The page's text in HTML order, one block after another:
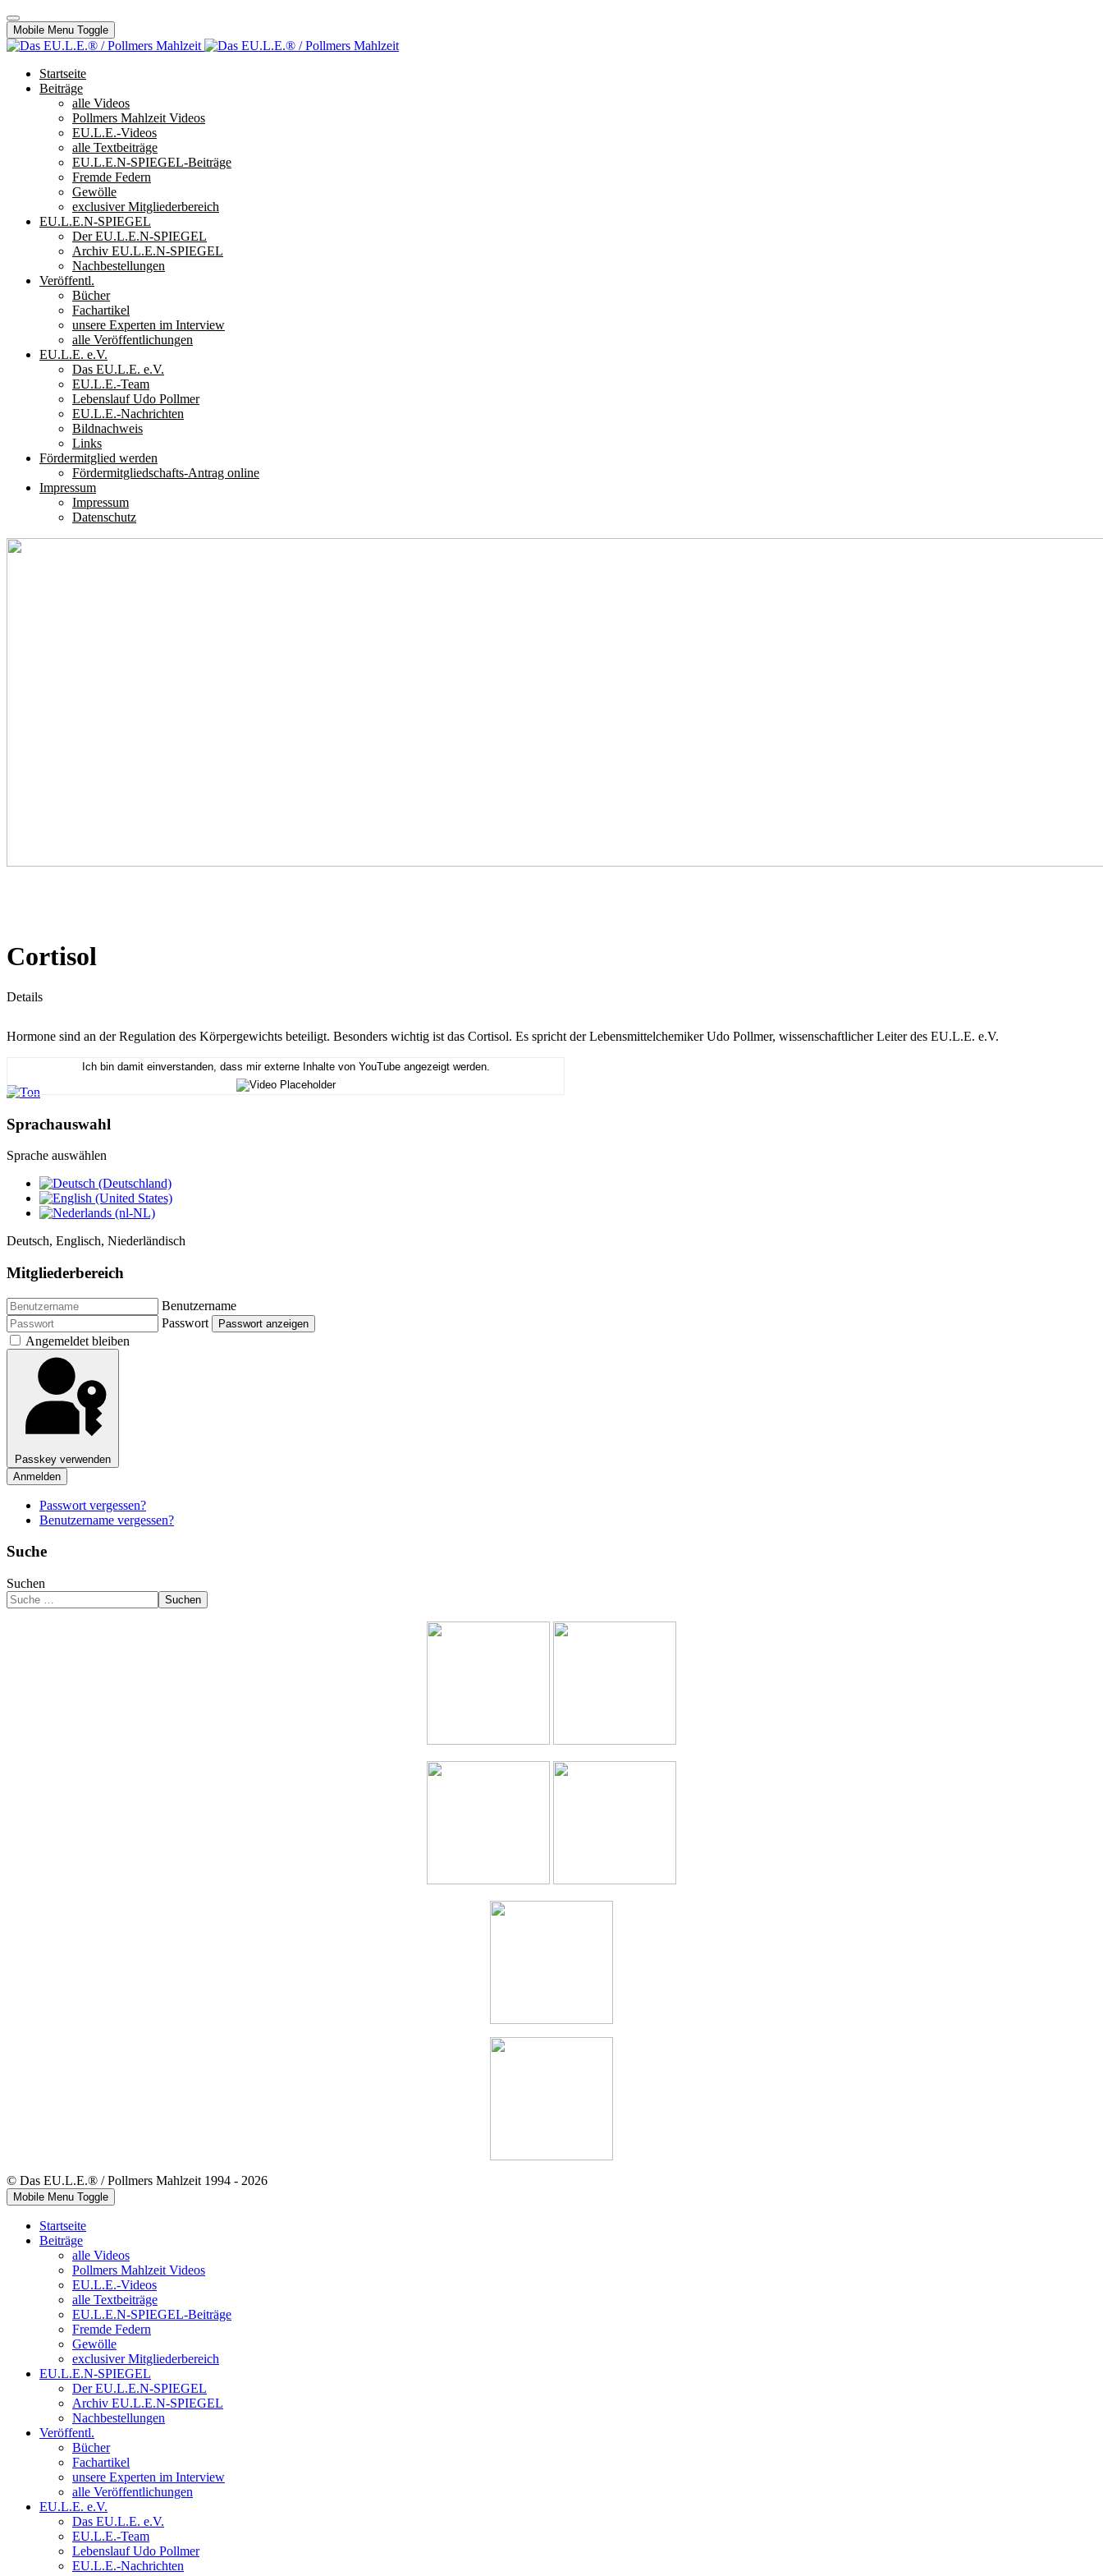
Mobile Menu Toggle
Startseite
Beiträge
alle Videos
Pollmers Mahlzeit Videos
EU.L.E.-Videos
alle Textbeiträge
EU.L.E.N-SPIEGEL-Beiträge
Fremde Federn
Gewölle
exclusiver Mitgliederbereich
EU.L.E.N-SPIEGEL
Der EU.L.E.N-SPIEGEL
Archiv EU.L.E.N-SPIEGEL
Nachbestellungen
Veröffentl.
Bücher
Fachartikel
unsere Experten im Interview
alle Veröffentlichungen
EU.L.E. e.V.
Das EU.L.E. e.V.
EU.L.E.-Team
Lebenslauf Udo Pollmer
EU.L.E.-Nachrichten
Bildnachweis
Links
Fördermitglied werden
Fördermitgliedschafts-Antrag online
Impressum
Impressum
Datenschutz
Cortisol
Details
Hormone sind an der Regulation des Körpergewichts beteiligt. Besonders wichtig ist das Cortisol. Es spricht der Lebensmittelchemiker Udo Pollmer, wissenschaftlicher Leiter des EU.L.E. e.V.
Ich bin damit einverstanden, dass mir externe Inhalte von YouTube angezeigt werden.
Sprachauswahl
Sprache auswählen
Deutsch, Englisch, Niederländisch
Mitgliederbereich
Benutzername
Passwort
Passwort anzeigen
Angemeldet bleiben
Passkey verwenden
Anmelden
Passwort vergessen?
Benutzername vergessen?
Suche
Suchen
Suchen
© Das EU.L.E.® / Pollmers Mahlzeit 1994 - 2026
Mobile Menu Toggle
Startseite
Beiträge
alle Videos
Pollmers Mahlzeit Videos
EU.L.E.-Videos
alle Textbeiträge
EU.L.E.N-SPIEGEL-Beiträge
Fremde Federn
Gewölle
exclusiver Mitgliederbereich
EU.L.E.N-SPIEGEL
Der EU.L.E.N-SPIEGEL
Archiv EU.L.E.N-SPIEGEL
Nachbestellungen
Veröffentl.
Bücher
Fachartikel
unsere Experten im Interview
alle Veröffentlichungen
EU.L.E. e.V.
Das EU.L.E. e.V.
EU.L.E.-Team
Lebenslauf Udo Pollmer
EU.L.E.-Nachrichten